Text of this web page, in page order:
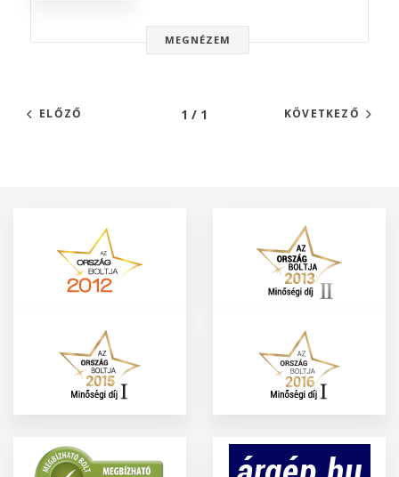
MEGNÉZEM
ELŐZŐ 1 / 1 KÖVETKEZŐ